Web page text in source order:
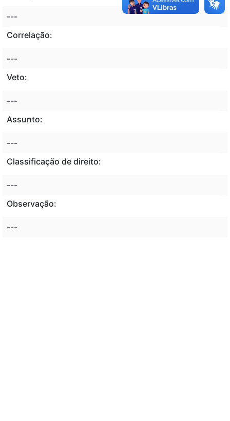
---
Correlação:
---
Veto:
---
Assunto:
---
Classificação de direito:
---
Observação:
---